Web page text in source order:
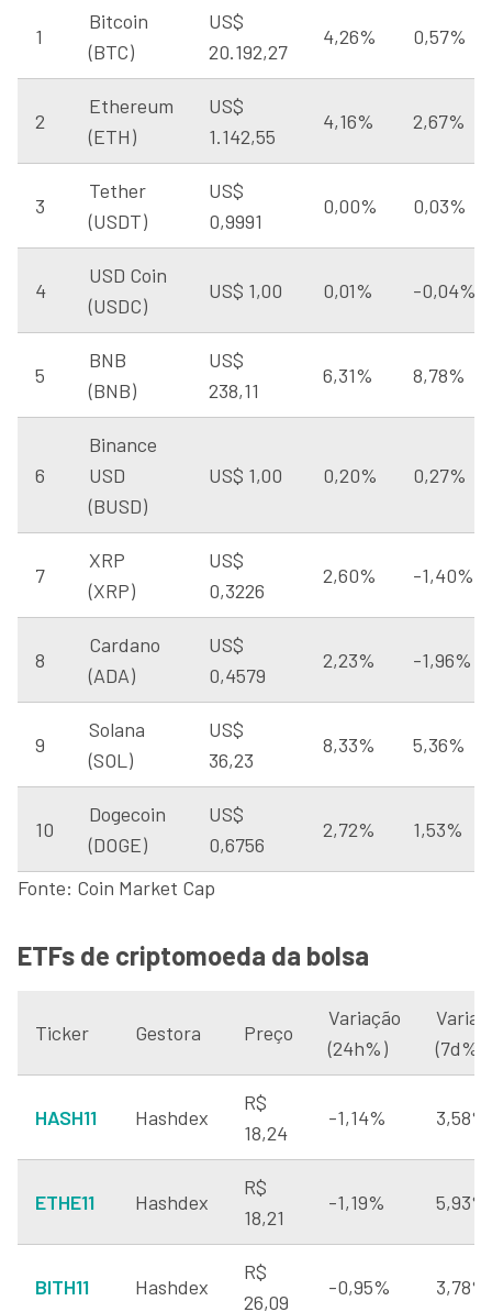
1
Bitcoin
(BTC)
US$
20.192,27
4,26% 0,57%
2
Ethereum
(ETH)
US$
1.142,55
4,16% 2,67%
3
Tether
(USDT)
US$
0,9991
0,00% 0,03%
4
USD Coin
(USDC)
US$ 1,00 0,01% -0,04%
5
BNB
(BNB)
US$
238,11
6,31% 8,78%
6
Binance
USD
(BUSD)
US$ 1,00 0,20% 0,27%
7
XRP
(XRP)
US$
0,3226
2,60% -1,40%
8
Cardano
(ADA)
US$
0,4579
2,23% -1,96%
9
Solana
(SOL)
US$
36,23
8,33% 5,36%
10
Dogecoin
(DOGE)
US$
0,6756
2,72% 1,53%
Fonte: Coin Market Cap
ETFs de criptomoeda da bolsa
Ticker Gestora Preço
Variação
(24h%)
(7d%)
HASH11 Hashdex
R$
18,24
-1,14% 3,58%
ETHE11 Hashdex
R$
18,21
-1,19% 5,93%
BITH11 Hashdex
R$
26,09
-0,95% 3,78%